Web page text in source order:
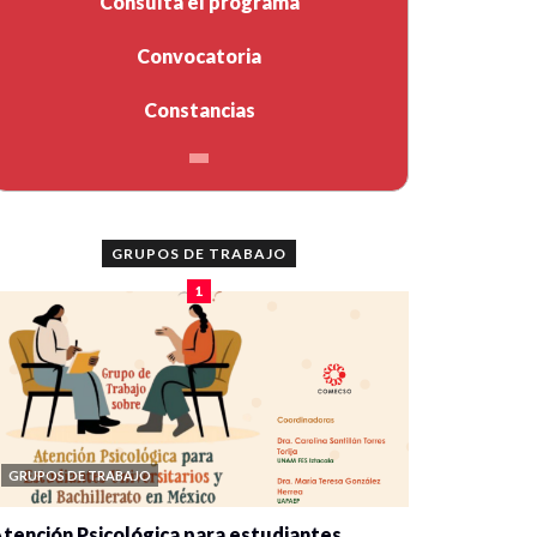
Convocatoria
Constancias
GRUPOS DE TRABAJO
1
GRUPOS DE TRABAJO